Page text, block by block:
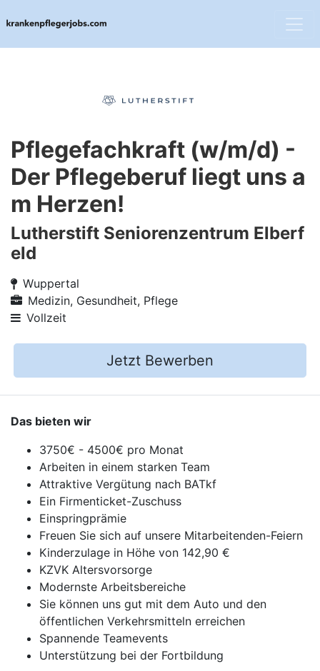
Pflegefachkraft (w/m/d) -
Der Pflegeberuf liegt uns a
m Herzen!
Lutherstift Seniorenzentrum Elberf
eld
Wuppertal
Medizin, Gesundheit, Pflege
Vollzeit
Jetzt Bewerben
Das bieten wir
3750€ - 4500€ pro Monat
Arbeiten in einem starken Team
Attraktive Vergütung nach BATkf
Ein Firmenticket-Zuschuss
Einspringprämie
Freuen Sie sich auf unsere Mitarbeitenden-Feiern
Kinderzulage in Höhe von 142,90 €
KZVK Altersvorsorge
Modernste Arbeitsbereiche
Sie können uns gut mit dem Auto und den
öffentlichen Verkehrsmitteln erreichen
Spannende Teamevents
Unterstützung bei der Fortbildung